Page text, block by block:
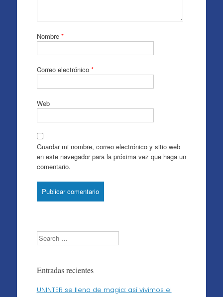
Nombre *
Correo electrónico *
Web
Guardar mi nombre, correo electrónico y sitio web
en este navegador para la próxima vez que haga un
comentario.
Search
Entradas recientes
UNINTER se llena de magia: así vivimos el